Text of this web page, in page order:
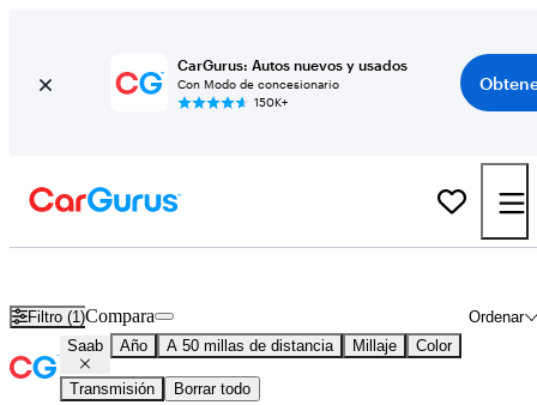
CarGurus: Autos nuevos y usados
Con Modo de concesionario
150K+
Filtro (1) Ordenar
Compara
Saab Año A 50 millas de distancia Millaje Color
Transmisión Borrar todo